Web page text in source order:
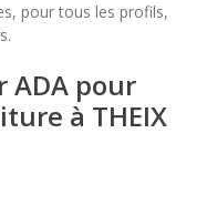
24 25
pour tous les profils,
ADA pour
à THEIX